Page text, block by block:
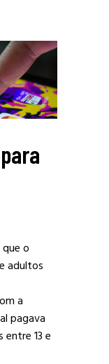
o
adultos
a
pagava
13 e